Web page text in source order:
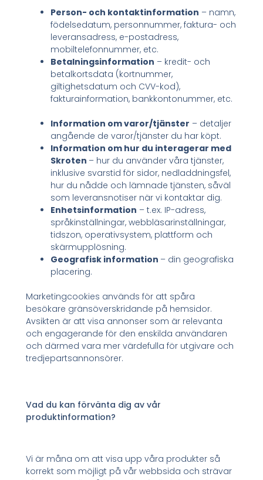
Person- och kontaktinformation – namn,
födelsedatum, personnummer, faktura- och
leveransadress, e-postadress,
mobiltelefonnummer, etc.
Betalningsinformation – kredit- och
betalkortsdata (kortnummer,
giltighetsdatum och CVV-kod),
fakturainformation, bankkontonummer, etc.
Information om varor/tjänster – detaljer
angående de varor/tjänster du har köpt.
Information om hur du interagerar med
Skroten – hur du använder våra tjänster,
inklusive svarstid för sidor, nedladdningsfel,
hur du nådde och lämnade tjänsten, såväl
som leveransnotiser när vi kontaktar dig.
Enhetsinformation – t.ex. IP-adress,
språkinställningar, webbläsarinställningar,
tidszon, operativsystem, plattform och
skärmupplösning.
Geografisk information – din geografiska
placering.
Marketingcookies används för att spåra
besökare gränsöverskridande på hemsidor.
Avsikten är att visa annonser som är relevanta
och engagerande för den enskilda användaren
och därmed vara mer värdefulla för utgivare och
tredjepartsannonsörer.
Vad du kan förvänta dig av vår
produktinformation?
Vi är måna om att visa upp våra produkter så
korrekt som möjligt på vår webbsida och strävar